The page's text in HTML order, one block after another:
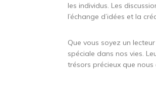
les individus. Les
l’échange d’idées et la
Que vous soyez un
spéciale dans nos vies.
trésors précieux que